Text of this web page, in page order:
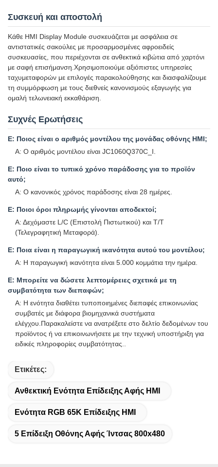
Συσκευή και αποστολή
Κάθε HMI Display Module συσκευάζεται με ασφάλεια σε
αντιστατικές σακούλες με προσαρμοσμένες αφροειδείς
συσκευασίες, που περιέχονται σε ανθεκτικά κιβώτια από χαρτόνι
με σαφή επισήμανση.Χρησιμοποιούμε αξιόπιστες υπηρεσίες
ταχυμεταφορών με επιλογές παρακολούθησης και διασφαλίζουμε
τη συμμόρφωση με τους διεθνείς κανονισμούς εξαγωγής για
ομαλή τελωνειακή εκκαθάριση.
Συχνές Ερωτήσεις
Ε: Ποιος είναι ο αριθμός μοντέλου της μονάδας οθόνης HMI;
Α: Ο αριθμός μοντέλου είναι JC1060Q370C_I.
Ε: Ποιο είναι το τυπικό χρόνο παράδοσης για το προϊόν
αυτό;
Α: Ο κανονικός χρόνος παράδοσης είναι 28 ημέρες.
Ε: Ποιοι όροι πληρωμής γίνονται αποδεκτοί;
Α: Δεχόμαστε L/C (Επιστολή Πιστωτικού) και T/T
(Τελεγραφητική Μεταφορά).
Ε: Ποια είναι η παραγωγική ικανότητα αυτού του μοντέλου;
Α: Η παραγωγική ικανότητα είναι 5.000 κομμάτια την ημέρα.
Ε: Μπορείτε να δώσετε λεπτομέρειες σχετικά με τη
συμβατότητα των διεπαφών;
Α: Η ενότητα διαθέτει τυποποιημένες διεπαφές επικοινωνίας
συμβατές με διάφορα βιομηχανικά συστήματα
ελέγχου.Παρακαλείστε να ανατρέξετε στο δελτίο δεδομένων του
προϊόντος ή να επικοινωνήσετε με την τεχνική υποστήριξη για
ειδικές πληροφορίες συμβατότητας..
Ετικέτες:
Ανθεκτική Ενότητα Επίδειξης Αφής HMI
Ενότητα RGB 65K Επίδειξης HMI
5 Επίδειξη Οθόνης Αφής Ίντσας 800x480